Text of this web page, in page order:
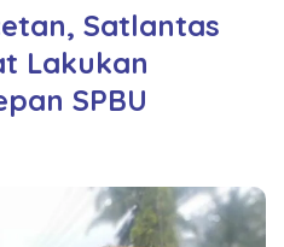
Satlantas
Lakukan
SPBU